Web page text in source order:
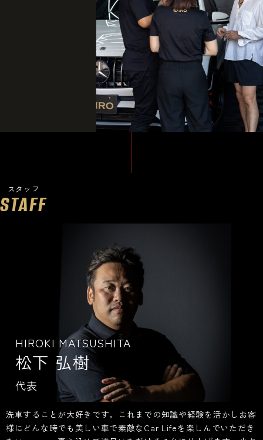
スタッフ
STAFF
HIROKI MATSUSHITA
松下 弘樹
代表
洗車することが大好きです。これまでの知識や経験を活かしお客
様にどんな時でも美しい車で素敵なCar Lifeを楽しんでいただき